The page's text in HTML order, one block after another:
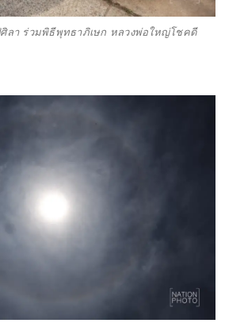
ศิลา ร่วมพิธีพุทธาภิเษก หลวงพ่อใหญ่โชคดี